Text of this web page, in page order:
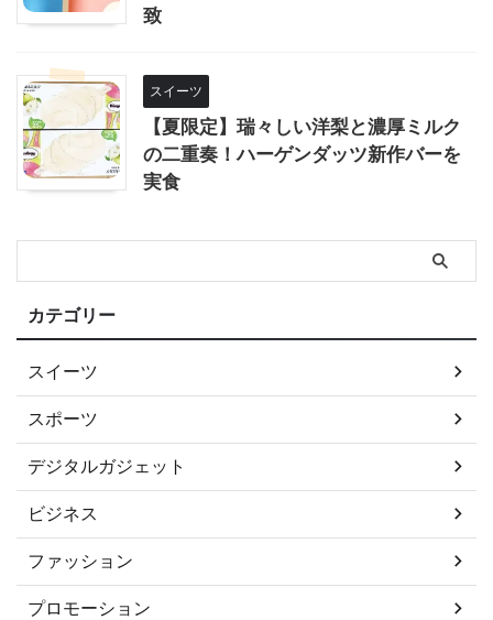
致
スイーツ
【夏限定】瑞々しい洋梨と濃厚ミルク
の二重奏！ハーゲンダッツ新作バーを
実食
カテゴリー
スイーツ
スポーツ
デジタルガジェット
ビジネス
ファッション
プロモーション